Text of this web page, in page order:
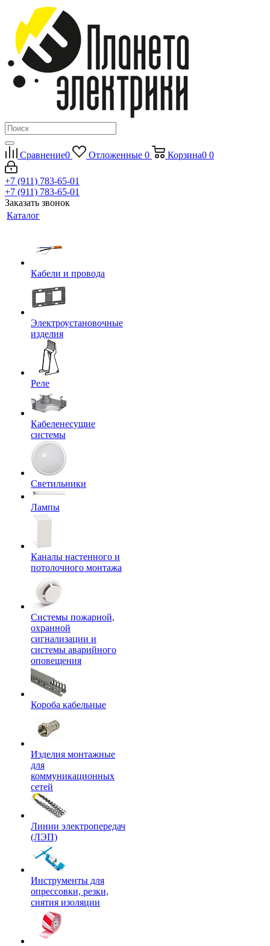
Сравнение0 Отложенные 0 Корзина0 0
+7 (911) 783-65-01
+7 (911) 783-65-01
Заказать звонок
Каталог
Кабели и провода
Электроустановочные
изделия
Реле
Кабеленесущие
системы
Светильники
Лампы
Каналы настенного и
потолочного монтажа
Системы пожарной,
охранной
сигнализации и
системы аварийного
оповещения
Короба кабельные
Изделия монтажные
для
коммуникационных
сетей
Линии электропередач
(ЛЭП)
Инструменты для
опрессовки, резки,
снятия изоляции